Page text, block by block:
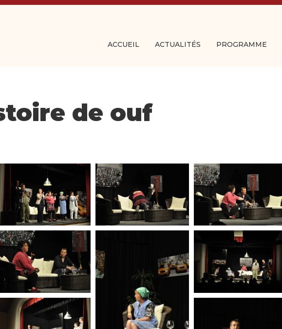
ACCUEIL ACTUALITÉS PROGRAMME
de ouf